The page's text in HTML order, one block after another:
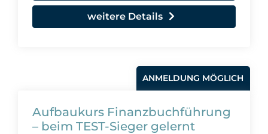
weitere Details
ANMELDUNG MÖGLICH
Aufbaukurs Finanzbuchführung
– beim TEST-Sieger gelernt